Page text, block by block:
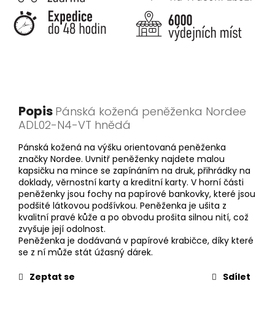
Popis Pánská kožená peněženka Nordee
ADL02-N4-VT hnědá
Pánská kožená na výšku orientovaná peněženka
značky Nordee. Uvnitř peněženky najdete malou
kapsičku na mince se zapínáním na druk, přihrádky na
doklady, věrnostní karty a kreditní karty. V horní části
peněženky jsou fochy na papírové bankovky, které jsou
podšité látkovou podšívkou. Peněženka je ušita z
kvalitní pravé kůže a po obvodu prošita silnou nití, což
zvyšuje její odolnost.
Peněženka je dodávaná v papírové krabičce, díky které
se z ní může stát úžasný dárek.
Zeptat se
Sdílet